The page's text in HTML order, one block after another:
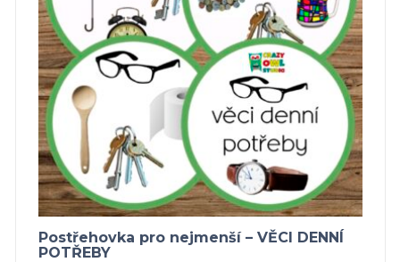
Postřehovka pro nejmenší – VĚCI DENNÍ
POTŘEBY